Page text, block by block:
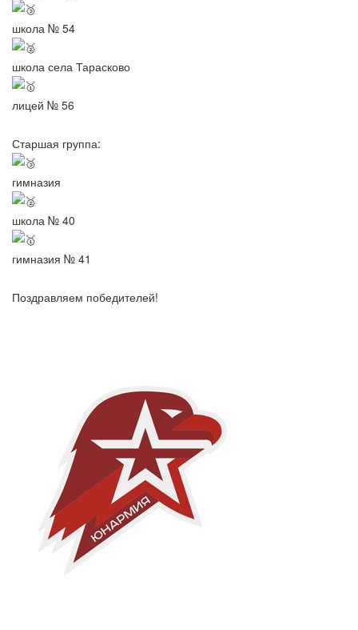
школа № 54
школа села Тарасково
лицей № 56
Старшая группа:
гимназия
школа № 40
гимназия № 41
Поздравляем победителей!